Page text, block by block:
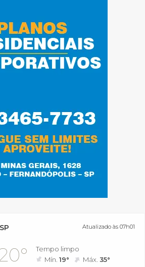
Atualizado às 07h01
Tempo limpo
Mín.19° Máx.35°